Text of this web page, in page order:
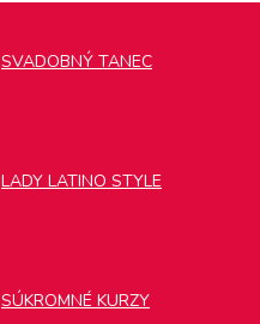
SVADOBNÝ TANEC
LADY LATINO STYLE
SÚKROMNÉ KURZY